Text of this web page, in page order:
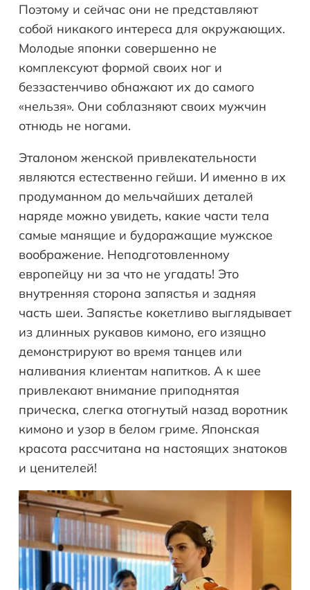
Поэтому и сейчас они не представляют
собой никакого интереса для окружающих.
Молодые японки совершенно не
комплексуют формой своих ног и
беззастенчиво обнажают их до самого
«нельзя». Они соблазняют своих мужчин
отнюдь не ногами.
Эталоном женской привлекательности
являются естественно гейши. И именно в их
продуманном до мельчайших деталей
наряде можно увидеть, какие части тела
самые манящие и будоражащие мужское
воображение. Неподготовленному
европейцу ни за что не угадать! Это
внутренняя сторона запястья и задняя
часть шеи. Запястье кокетливо выглядывает
из длинных рукавов кимоно, его изящно
демонстрируют во время танцев или
наливания клиентам напитков. А к шее
привлекают внимание приподнятая
прическа, слегка отогнутый назад воротник
кимоно и узор в белом гриме. Японская
красота рассчитана на настоящих знатоков
и ценителей!